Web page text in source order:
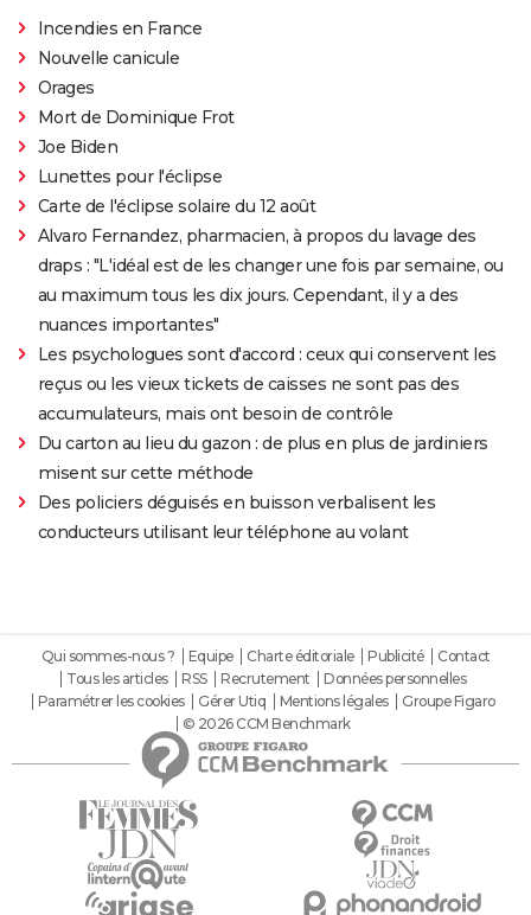
Incendies en France
Nouvelle canicule
Orages
Mort de Dominique Frot
Joe Biden
Lunettes pour l'éclipse
Carte de l'éclipse solaire du 12 août
Alvaro Fernandez, pharmacien, à propos du lavage des
draps : "L'idéal est de les changer une fois par semaine, ou
au maximum tous les dix jours. Cependant, il y a des
nuances importantes"
Les psychologues sont d'accord : ceux qui conservent les
reçus ou les vieux tickets de caisses ne sont pas des
accumulateurs, mais ont besoin de contrôle
Du carton au lieu du gazon : de plus en plus de jardiniers
misent sur cette méthode
Des policiers déguisés en buisson verbalisent les
conducteurs utilisant leur téléphone au volant
Qui sommes-nous ? Equipe Charte éditoriale Publicité
Contact
Tous les articles
RSS Recrutement
Données personnelles
Paramétrer les cookies
Gérer Utiq Mentions légales
Groupe Figaro
© 2026 CCM Benchmark